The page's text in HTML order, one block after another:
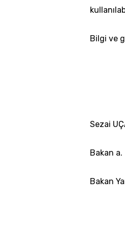
Bilgi ve
Sezai
Bakan a.
Bakan